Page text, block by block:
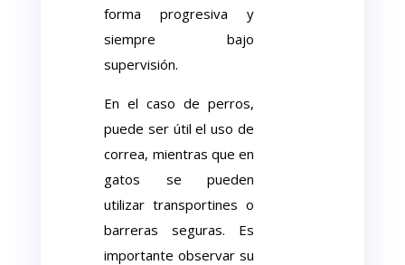
forma progresiva y
siempre bajo
supervisión.
En el caso de perros,
puede ser útil el uso de
correa, mientras que en
gatos se pueden
utilizar transportines o
barreras seguras. Es
importante observar su